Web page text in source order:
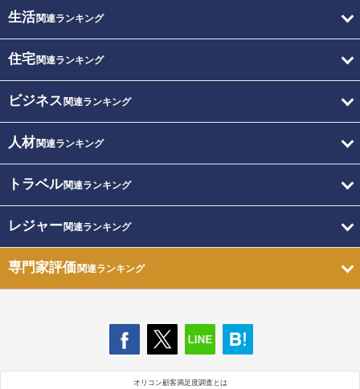
生活関連ランキング
住宅関連ランキング
ビジネス 関連ランキング
人材関連ランキング
トラベル関連ランキング
レジャー関連ランキング
専門家評価関連ランキング
オリコン顧客満足度調査とは